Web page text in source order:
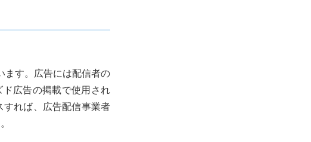
ます。広告には配信者の
広告の掲載で使用され
すれば、広告配信事業者